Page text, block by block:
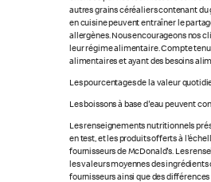
autres grains céréaliers contenant du
en cuisine peuvent entraîner le
allergènes. Nous encourageons nos
leur régime alimentaire. Compte
alimentaires et ayant des besoins
Les pourcentages de la valeur
Les boissons à base d'eau peuvent
Les renseignements nutritionnels
en test, et les produits offerts à
fournisseurs de McDonald's. Les
les valeurs moyennes des
fournisseurs ainsi que des